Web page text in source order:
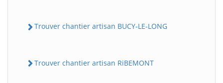
Trouver chantier artisan BUCY-LE-LONG
Trouver chantier artisan RiBEMONT